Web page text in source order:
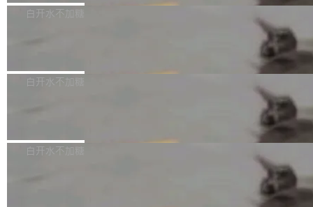
不得生成涉及安全性的关键变更，除非作者本身
有战略合作关系或长期合作愿景的大型企业、科创板保荐人跟投子
公司，以及公司高级管理人员和核心员工参与设立的专项资产管理
计划。其中，DeepSeek作为与宇树科技具备战略合作关系的企
业，获配股份数量占本次发行数量的2.31%。 除DeepSeek外，腾
讯旗下上海启善投资有限公司获配9...
hancements 修复多次传递同一环境变量时，docker service crea
te和docker service update会发生 panic 的问题。docker/cli#714
5 修复了 Docker Engine 29.7.0 中引入的一个回归问题，该问题
导致拉取镜像时会拒绝包含绝对 hardlink 目标的镜像（此类镜像由
某些镜像构建工具生成）。moby/moby#53305 修复了 Docker En
gine 29.7.0 中引入的一个回归问题，该问题可能导致在旧版 Linux
白开水不加糖
e 孵化器项目管理委员会（IPMC）投票中获得
P）！这一里程碑不仅标志着 Fluss 迈入新的发
白开水不加糖
埃隆·马斯克推出的AI百科项目 Grokipedia 被曝长期停止内容更
新，未能实现其作为“AI版维基百科”替代品的目标。 据 Lawfare 最
新调查，自今年4月以来，Grokipedia 页面更新功能基本停滞，过
去三个月内没有任何条目完成更新，用户提交的编辑请求也长期处
于待处理状态。 Grokipedia 于去年底上线，定位为由人工智能生
白开水不加糖
如果你在 Spring Boot 里做过国际化，流程大概是这样的：配 Mes